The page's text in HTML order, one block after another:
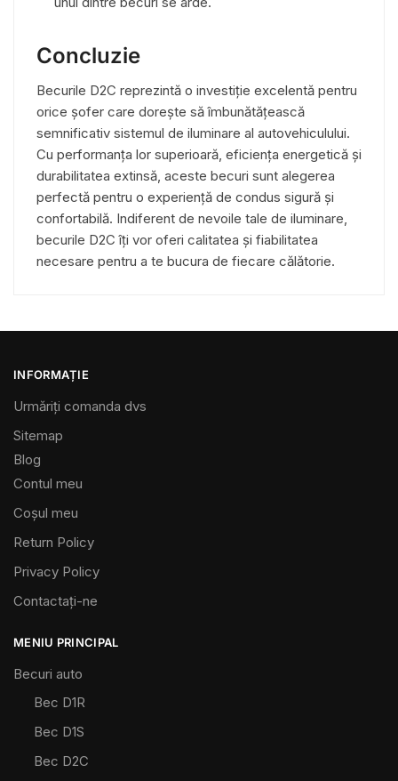
Concluzie
Becurile D2C reprezintă o investiție excelentă pentru
orice șofer care dorește să îmbunătățească
semnificativ sistemul de iluminare al autovehiculului.
Cu performanța lor superioară, eficiența energetică și
durabilitatea extinsă, aceste becuri sunt alegerea
perfectă pentru o experiență de condus sigură și
confortabilă. Indiferent de nevoile tale de iluminare,
becurile D2C îți vor oferi calitatea și fiabilitatea
necesare pentru a te bucura de fiecare călătorie.
INFORMAȚIE
Urmăriți comanda dvs
Sitemap
Blog
Contul meu
Coșul meu
Return Policy
Privacy Policy
Contactaţi-ne
MENIU PRINCIPAL
Becuri auto
Bec D1R
Bec D1S
Bec D2C